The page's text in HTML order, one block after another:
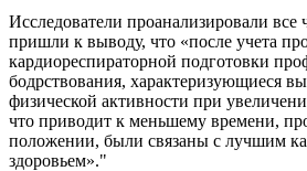
Исследователи проанализировали все
пришли к выводу, что «после учета
кардиорес­пираторной подготовки
бодрствования, характеризующиеся
физической активности при
что приводит к меньшему времени,
положении, были связаны с лучшим
здоровьем»."